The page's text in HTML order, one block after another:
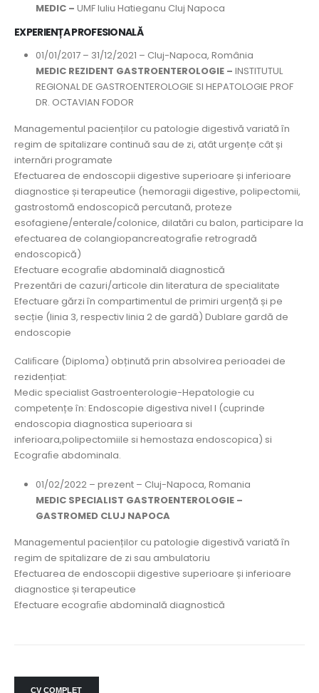
MEDIC – UMF Iuliu Hatieganu Cluj Napoca
EXPERIENȚA PROFESIONALĂ
01/01/2017 – 31/12/2021 – Cluj-Napoca, România
MEDIC REZIDENT GASTROENTEROLOGIE – INSTITUTUL
REGIONAL DE GASTROENTEROLOGIE SI HEPATOLOGIE PROF
DR. OCTAVIAN FODOR
Managementul pacienților cu patologie digestivă variată în
regim de spitalizare continuă sau de zi, atât urgențe cât și
internări programate
Efectuarea de endoscopii digestive superioare și inferioare
diagnostice și terapeutice (hemoragii digestive, polipectomii,
gastrostomă endoscopică percutană, proteze
esofagiene/enterale/colonice, dilatări cu balon, participare la
efectuarea de colangiopancreatograﬁe retrogradă
endoscopică)
Efectuare ecograﬁe abdominală diagnostică
Prezentări de cazuri/articole din literatura de specialitate
Efectuare gărzi în compartimentul de primiri urgență și pe
secție (linia 3, respectiv linia 2 de gardă) Dublare gardă de
endoscopie
Caliﬁcare (Diploma) obținută prin absolvirea perioadei de
rezidențiat:
Medic specialist Gastroenterologie-Hepatologie cu
competențe în: Endoscopie digestiva nivel I (cuprinde
endoscopia diagnostica superioara si
inferioara,polipectomiile si hemostaza endoscopica) si
Ecograﬁe abdominala.
01/02/2022 – prezent – Cluj-Napoca, Romania
MEDIC SPECIALIST GASTROENTEROLOGIE –
GASTROMED CLUJ NAPOCA
Managementul pacienților cu patologie digestivă variată în
regim de spitalizare de zi sau ambulatoriu
Efectuarea de endoscopii digestive superioare și inferioare
diagnostice și terapeutice
Efectuare ecograﬁe abdominală diagnostică
CV COMPLET